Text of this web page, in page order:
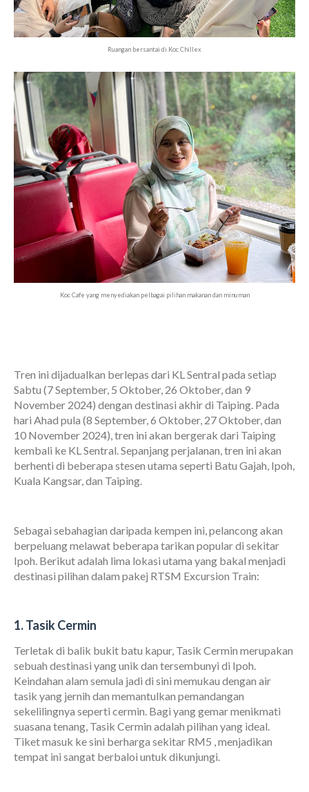
Ruangan bersantai di Koc Chillex
Koc Cafe yang menyediakan pelbagai pilihan makanan dan minuman
Tren ini dijadualkan berlepas dari KL Sentral pada setiap
Sabtu (7 September, 5 Oktober, 26 Oktober, dan 9
November 2024) dengan destinasi akhir di Taiping. Pada
hari Ahad pula (8 September, 6 Oktober, 27 Oktober, dan
10 November 2024), tren ini akan bergerak dari Taiping
kembali ke KL Sentral. Sepanjang perjalanan, tren ini akan
berhenti di beberapa stesen utama seperti Batu Gajah, Ipoh,
Kuala Kangsar, dan Taiping.
Sebagai sebahagian daripada kempen ini, pelancong akan
berpeluang melawat beberapa tarikan popular di sekitar
Ipoh. Berikut adalah lima lokasi utama yang bakal menjadi
destinasi pilihan dalam pakej RTSM Excursion Train:
1. Tasik Cermin
Terletak di balik bukit batu kapur, Tasik Cermin merupakan
sebuah destinasi yang unik dan tersembunyi di Ipoh.
Keindahan alam semula jadi di sini memukau dengan air
tasik yang jernih dan memantulkan pemandangan
sekelilingnya seperti cermin. Bagi yang gemar menikmati
suasana tenang, Tasik Cermin adalah pilihan yang ideal.
Tiket masuk ke sini berharga sekitar RM5 , menjadikan
tempat ini sangat berbaloi untuk dikunjungi.